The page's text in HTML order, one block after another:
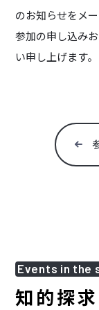
のお知らせをメ
参加の申し込み
い申し上げます。
Events in the
知的探